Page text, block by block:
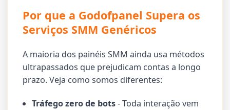
Por que a Godofpanel Supera os
Serviços SMM Genéricos
A maioria dos painéis SMM ainda usa métodos
ultrapassados que prejudicam contas a longo
prazo. Veja como somos diferentes:
Tráfego zero de bots- Toda interação vem